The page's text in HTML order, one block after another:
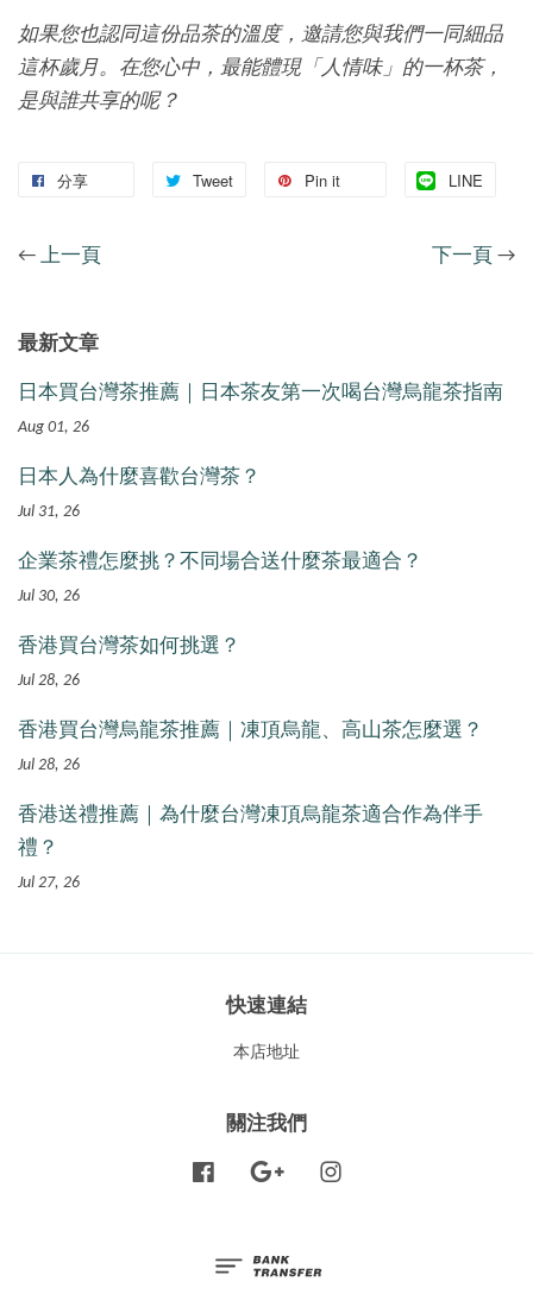
如果您也認同這份品茶的溫度，邀請您與我們一同細品
這杯歲月。在您心中，最能體現「人情味」的一杯茶，
是與誰共享的呢？
分享 Tweet Pin it LINE
← 上一頁 下一頁 →
最新文章
日本買台灣茶推薦｜日本茶友第一次喝台灣烏龍茶指南
Aug 01, 26
日本人為什麼喜歡台灣茶？
Jul 31, 26
企業茶禮怎麼挑？不同場合送什麼茶最適合？
Jul 30, 26
香港買台灣茶如何挑選？
Jul 28, 26
香港買台灣烏龍茶推薦｜凍頂烏龍、高山茶怎麼選？
Jul 28, 26
香港送禮推薦｜為什麼台灣凍頂烏龍茶適合作為伴手
禮？
Jul 27, 26
快速連結
本店地址
關注我們
Facebook Google